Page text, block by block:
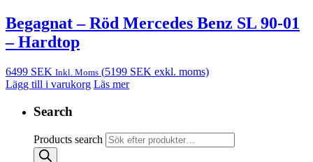
Begagnat – Röd Mercedes Benz SL 90-01
– Hardtop
6499 SEK Inkl. Moms (5199 SEK exkl. moms)
Lägg till i varukorg Läs mer
Search
Products search